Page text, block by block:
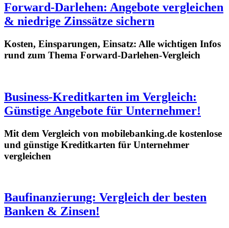
Forward-Darlehen: Angebote vergleichen
& niedrige Zinssätze sichern
Kosten, Einsparungen, Einsatz: Alle wichtigen Infos
rund zum Thema Forward-Darlehen-Vergleich
Business-Kreditkarten im Vergleich:
Günstige Angebote für Unternehmer!
Mit dem Vergleich von mobilebanking.de kostenlose
und günstige Kreditkarten für Unternehmer
vergleichen
Baufinanzierung: Vergleich der besten
Banken & Zinsen!